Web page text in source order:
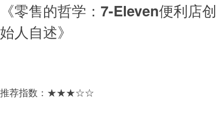
《零售的哲学：7-Eleven便利店创
始人自述》
推荐指数：★★★☆☆